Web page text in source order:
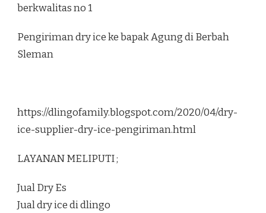
berkwalitas no 1
Pengiriman dry ice ke bapak Agung di Berbah
Sleman
https://dlingofamily.blogspot.com/2020/04/dry-
ice-supplier-dry-ice-pengiriman.html
LAYANAN MELIPUTI ;
Jual Dry Es
Jual dry ice di dlingo